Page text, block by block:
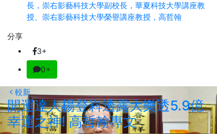
長，崇右影藝科技大學副校長，華夏科技大學講座教
授、崇右影藝科技大學榮譽講座教授，高哲翰
分享
3+
0+
較新
開運達人楊登嵙透露大樂透5.9億
幸運之神! 高哲翰專文